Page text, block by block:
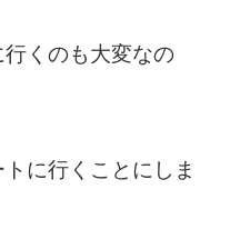
くのも大変なの
に行くことにしま